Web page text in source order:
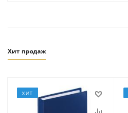
Хит продаж
ХИТ